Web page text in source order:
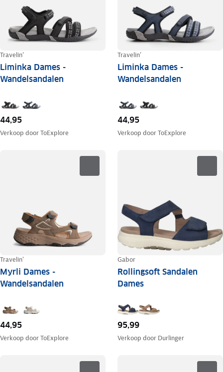
Travelin'
Liminka Dames -
Wandelsandalen
44,95
Verkoop doorToExplore
Travelin'
Liminka Dames -
Wandelsandalen
44,95
Verkoop doorToExplore
Travelin'
Myrli Dames -
Wandelsandalen
44,95
Verkoop doorToExplore
Gabor
Rollingsoft Sandalen
Dames
95,99
Verkoop door Durlinger